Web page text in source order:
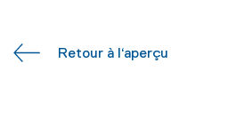
Retour à l‘aperçu